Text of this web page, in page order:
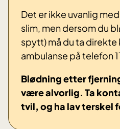
Det er ikke uvanlig
slim, men dersom du
spytt) må du ta
ambulanse på telefon
Blødning etter
være alvorlig. Ta
tvil, og ha lav terskel